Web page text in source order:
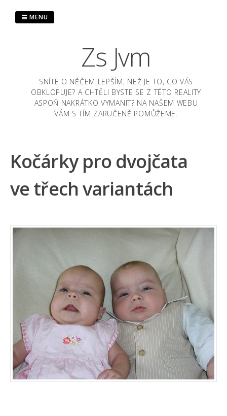
Zs Jvm
SNÍTE O NĚČEM LEPŠÍM, NEŽ JE TO, CO VÁS
OBKLOPUJE? A CHTĚLI BYSTE SE Z TÉTO REALITY
ASPOŇ NAKRÁTKO VYMANIT? NA NAŠEM WEBU
VÁM S TÍM ZARUČENĚ POMŮŽEME.
MENU
Kočárky pro dvojčata
ve třech variantách